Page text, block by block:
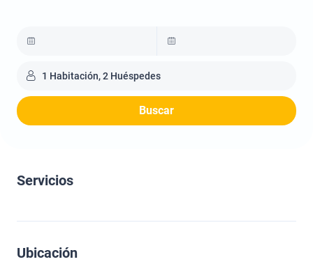
1 Habitación, 2 Huéspedes
Buscar
Servicios
Ubicación